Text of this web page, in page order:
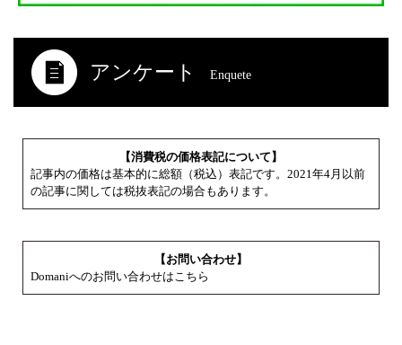
アンケート Enquete
【消費税の価格表記について】
記事内の価格は基本的に総額（税込）表記です。2021年4月以前
の記事に関しては税抜表記の場合もあります。
【お問い合わせ】
Domaniへのお問い合わせはこちら